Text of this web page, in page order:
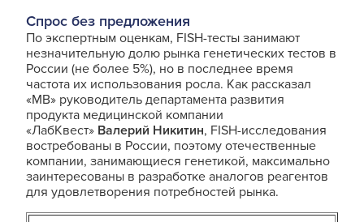
Спрос без предложения
По экспертным оценкам, FISH-тесты занимают
незначительную долю рынка генетических тестов в
России (не более 5%), но в последнее время
частота их использования росла. Как рассказал
«МВ» руководитель департамента развития
продукта медицинской компании
«ЛабКвест» Валерий Никитин, FISH-исследования
востребованы в России, поэтому отечественные
компании, занимающиеся генетикой, максимально
заинтересованы в разработке аналогов реагентов
для удовлетворения потребностей рынка.